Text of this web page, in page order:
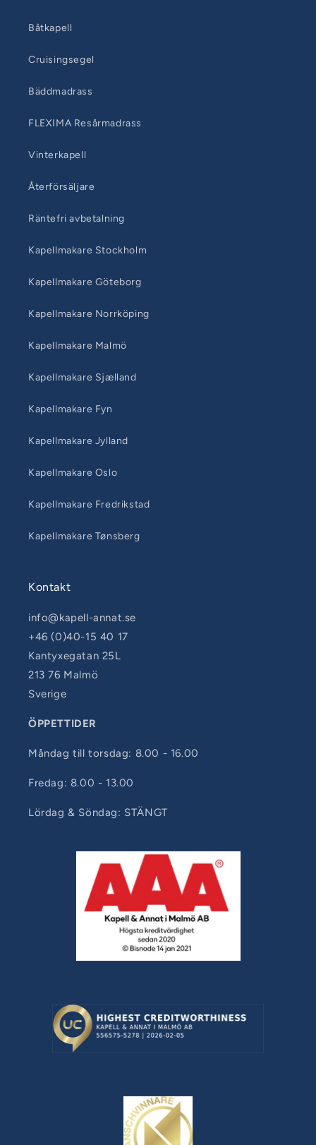
Båtkapell
Cruisingsegel
Bäddmadrass
FLEXIMA Resårmadrass
Vinterkapell
Återförsäljare
Räntefri avbetalning
Kapellmakare Stockholm
Kapellmakare Göteborg
Kapellmakare Norrköping
Kapellmakare Malmö
Kapellmakare Sjælland
Kapellmakare Fyn
Kapellmakare Jylland
Kapellmakare Oslo
Kapellmakare Fredrikstad
Kapellmakare Tønsberg
Kontakt
info@kapell-annat.se
+46 (0)40-15 40 17
Kantyxegatan 25L
213 76 Malmö
Sverige
ÖPPETTIDER
Måndag till torsdag: 8.00 - 16.00
Fredag: 8.00 - 13.00
Lördag & Söndag: STÄNGT